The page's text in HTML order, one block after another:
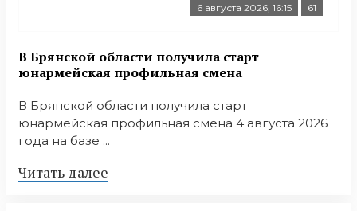
6 августа 2026, 16:15 61
В Брянской области получила старт
юнармейская профильная смена
В Брянской области получила старт
юнармейская профильная смена 4 августа 2026
года на базе ...
Читать далее